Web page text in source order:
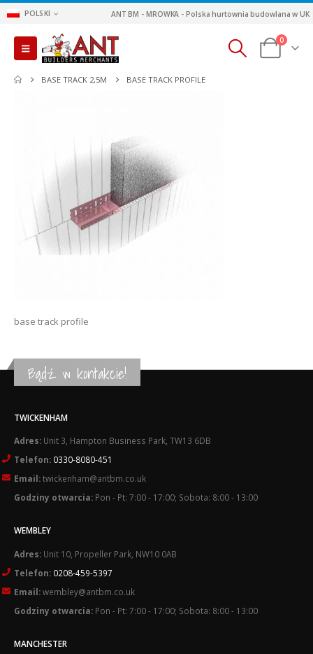
POLSKI ANT BM - MROWKA - Polska hurtownia budowlana w UK
0
BASE TRACK 2,5M BASE TRACK PROFILE
base track profile
Bądź w kontakcie!
TWICKENHAM
Adres: Unit 3, Hampton Business Park, TW13 6DB
Telefon: 0330-8080-451
Email:twickenham@antbm.co.uk
Godziny otwarcia: Pon - Pt: 7:00 - 17:00; Sobota: 8:00 - 13:00
WEMBLEY
Adres: Unit 10, Propeller Park, NW10 0AB
Telefon: 0208-459-5397
Email:wembley@antbm.co.uk
Godziny otwarcia: Pon - Pt: 7:00 - 17:00; Sobota: 8:00 - 13:00
MANCHESTER